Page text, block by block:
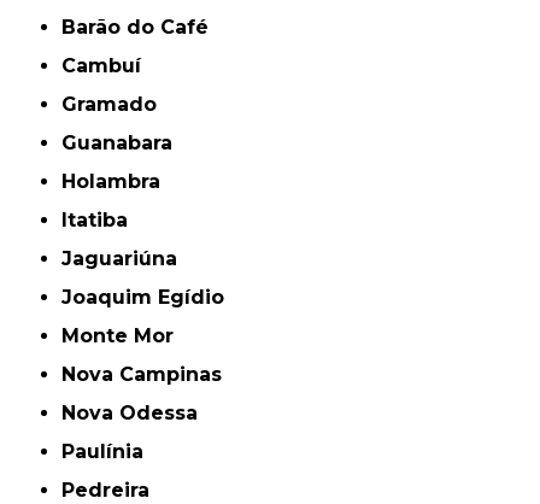
Barão do Café
Cambuí
Gramado
Guanabara
Holambra
Itatiba
Jaguariúna
Joaquim Egídio
Monte Mor
Nova Campinas
Nova Odessa
Paulínia
Pedreira